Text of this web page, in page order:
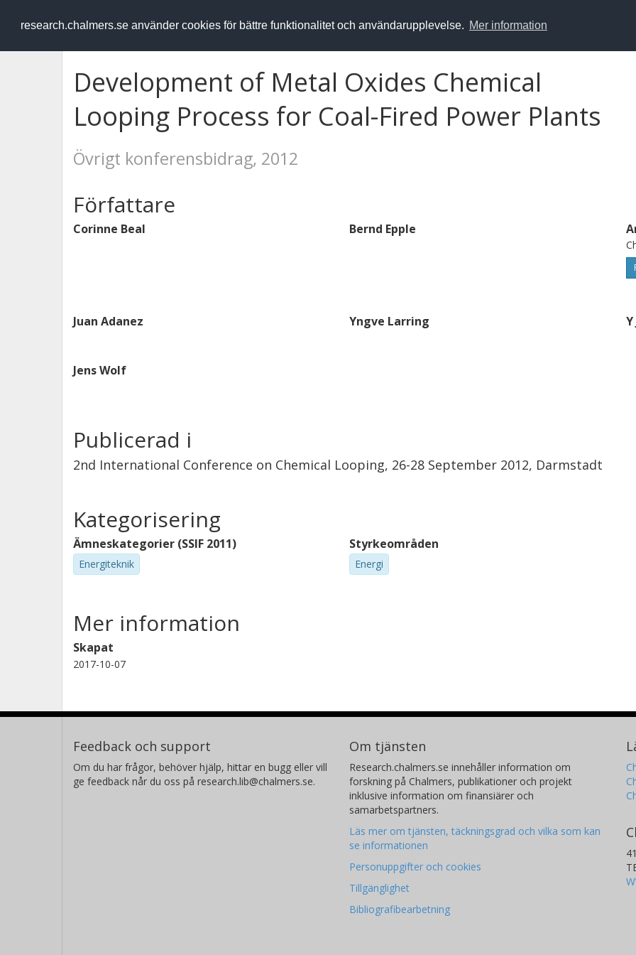
research.chalmers.se använder cookies för bättre funktionalitet och användarupplevelse. Mer information
RESEARCH.chalmers.se
Development of Metal Oxides Chemical
Looping Process for Coal-Fired Power Plants
Övrigt konferensbidrag, 2012
Författare
Corinne Beal Bernd Epple
Juan Adanez Yngve Larring
Jens Wolf
Publicerad i
2nd International Conference on Chemical Looping, 26-28 September 2012, Darmstadt
Kategorisering
Ämneskategorier (SSIF 2011)
Energiteknik
Styrkeområden
Energi
Mer information
Skapat
2017-10-07
Feedback och support
Om du har frågor, behöver hjälp, hittar en bugg eller vill
ge feedback når du oss på research.lib@chalmers.se.
Om tjänsten
Research.chalmers.se innehåller information om
forskning på Chalmers, publikationer och projekt
inklusive information om finansiärer och
samarbetspartners.
Läs mer om tjänsten, täckningsgrad och vilka som kan
se informationen
Personuppgifter och cookies
Tillgänglighet
Bibliografibearbetning